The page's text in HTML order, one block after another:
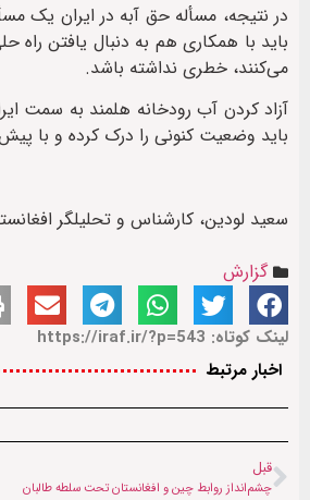
در نتیجه، مسأله حق آبه در ایران یک
باید با همکاری هم به دنبال یافتن راه
می‌کنند، خطری نداشته باشد.
آزاد کردن آب رودخانه هلمند به سمت
باید وضعیت کنونی را درک کرده و با
سعید لودین، کارشناس و تحلیلگر
گزارش
لینک کوتاه: https://iraf.ir/?p=543
اخبار مرتبط
قبل
چشم‌انداز روابط چین و افغانستان تحت سلطه طالبان